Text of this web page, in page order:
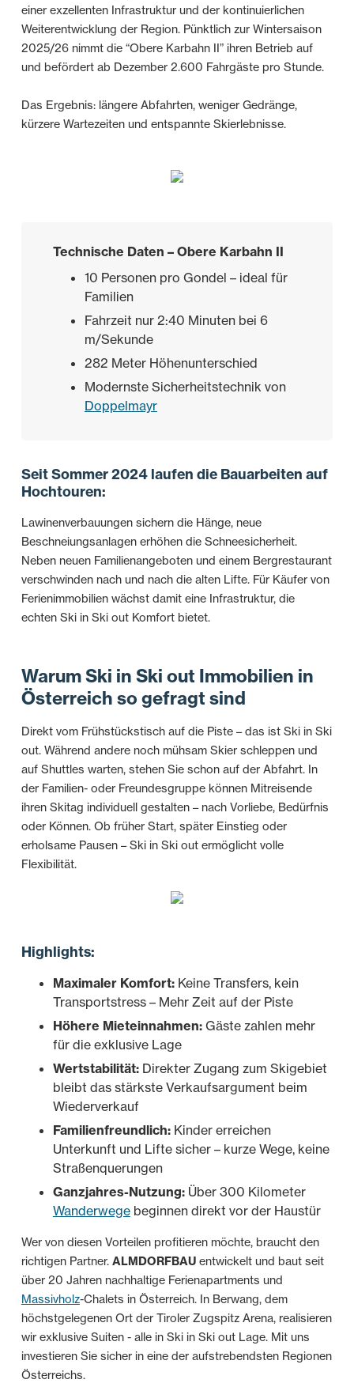
einer exzellenten Infrastruktur und der kontinuierlichen
Weiterentwicklung der Region. Pünktlich zur Wintersaison
2025/26 nimmt die “Obere Karbahn II” ihren Betrieb auf
und befördert ab Dezember 2.600 Fahrgäste pro Stunde.
Das Ergebnis: längere Abfahrten, weniger Gedränge,
kürzere Wartezeiten und entspannte Skierlebnisse.
Technische Daten – Obere Karbahn II
10 Personen pro Gondel – ideal für
Familien
Fahrzeit nur 2:40 Minuten bei 6
m/Sekunde
282 Meter Höhenunterschied
Modernste Sicherheitstechnik von
Doppelmayr
Seit Sommer 2024 laufen die Bauarbeiten auf
Hochtouren:
Lawinenverbauungen sichern die Hänge, neue
Beschneiungsanlagen erhöhen die Schneesicherheit.
Neben neuen Familienangeboten und einem Bergrestaurant
verschwinden nach und nach die alten Lifte. Für Käufer von
Ferienimmobilien wächst damit eine Infrastruktur, die
echten Ski in Ski out Komfort bietet.
Warum Ski in Ski out Immobilien in
Österreich so gefragt sind
Direkt vom Frühstückstisch auf die Piste – das ist Ski in Ski
out. Während andere noch mühsam Skier schleppen und
auf Shuttles warten, stehen Sie schon auf der Abfahrt. In
der Familien- oder Freundesgruppe können Mitreisende
ihren Skitag individuell gestalten – nach Vorliebe, Bedürfnis
oder Können. Ob früher Start, später Einstieg oder
erholsame Pausen – Ski in Ski out ermöglicht volle
Flexibilität.
Highlights:
Maximaler Komfort:Keine Transfers, kein
Transportstress – Mehr Zeit auf der Piste
Höhere Mieteinnahmen:Gäste zahlen mehr
für die exklusive Lage
Wertstabilität:Direkter Zugang zum Skigebiet
bleibt das stärkste Verkaufsargument beim
Wiederverkauf
Familienfreundlich:Kinder erreichen
Unterkunft und Lifte sicher – kurze Wege, keine
Straßenquerungen
Ganzjahres-Nutzung:Über 300 Kilometer
Wanderwegebeginnen direkt vor der Haustür
Wer von diesen Vorteilen profitieren möchte, braucht den
richtigen Partner. ALMDORFBAUentwickelt und baut seit
über 20 Jahren nachhaltige Ferienapartments und
Massivholz-Chalets in Österreich. In Berwang, dem
höchstgelegenen Ort der Tiroler Zugspitz Arena, realisieren
wir exklusive Suiten - alle in Ski in Ski out Lage. Mit uns
investieren Sie sicher in eine der aufstrebendsten Regionen
Österreichs.